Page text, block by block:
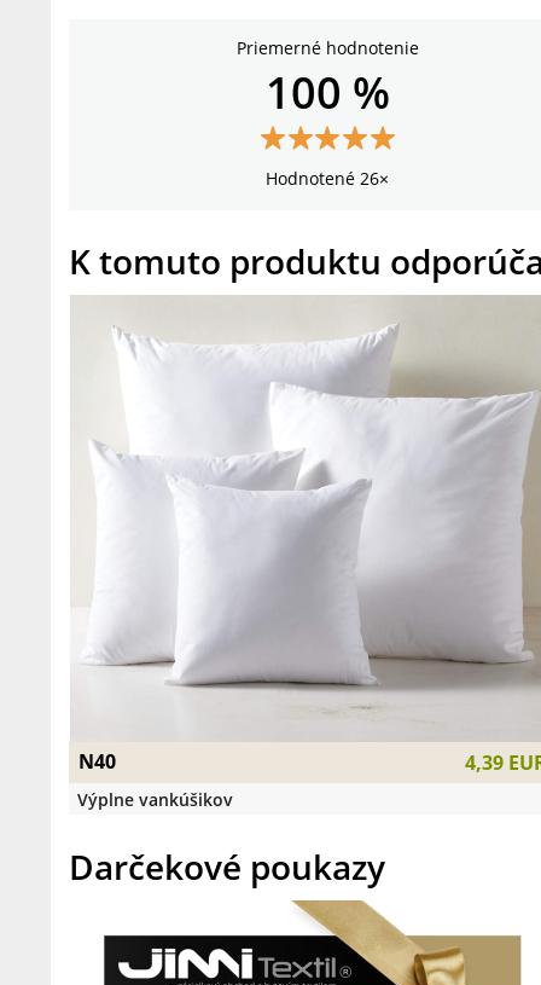
Priemerné hodnotenie
100 %
Hodnotené 26×
N40 4,39
Výplne vankúšikov
K tomuto produktu
Darčekové poukazy